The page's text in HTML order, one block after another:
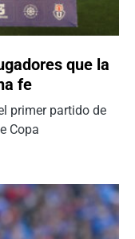
que la
fe
primer partido de
Copa